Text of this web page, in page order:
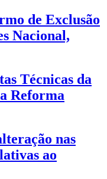
de Exclusão
Nacional,
Técnicas da
Reforma
nas
ao